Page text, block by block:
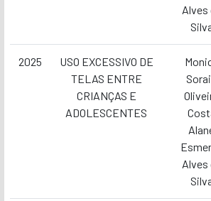
Alves
2025
USO EXCESSIVO DE
TELAS ENTRE
CRIANÇAS E
ADOLESCENTES
Alves